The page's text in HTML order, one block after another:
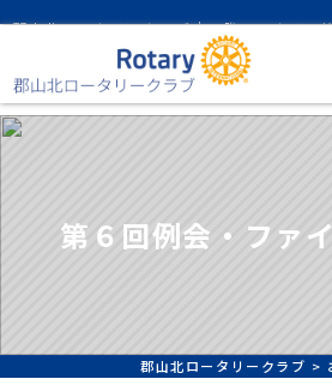
郡山北ロータリークラブ｜国際ロータリー
第６回例会・ファ
郡山北ロータリークラブ >